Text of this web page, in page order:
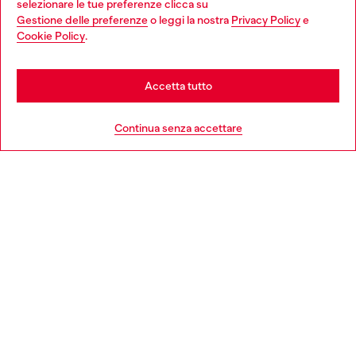
selezionare le tue preferenze clicca su
Gestione delle preferenzeo leggi la nostra Privacy Policye
Cookie Policy.
Continua senza accettare
Accetta tutto
You are currently browsing Italia website, but it seems you may
be based in United States